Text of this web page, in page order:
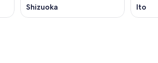
Shizuoka Ito